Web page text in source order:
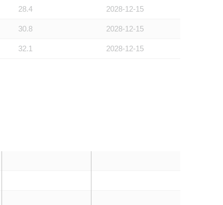
28.4 2028-12-15
30.8 2028-12-15
32.1 2028-12-15